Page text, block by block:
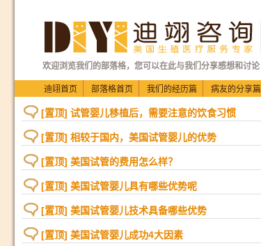
欢迎浏览我们的部落格，您可以在此与我们分享感想和讨论
迪翊首页 部落格首页 我们的经历篇 病友的分享篇
[置顶] 试管婴儿移植后，需要注意的饮食习惯
[置顶] 相较于国内，美国试管婴儿的优势
[置顶] 美国试管的费用怎么样？
[置顶] 美国试管婴儿具有哪些优势呢
[置顶] 美国试管婴儿技术具备哪些优势
[置顶] 美国试管婴儿成功4大因素